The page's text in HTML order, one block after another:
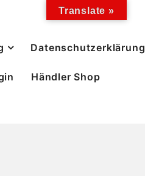
Datenschutzerklärung
Händler Shop
Translate »